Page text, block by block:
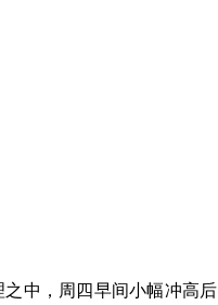
之中，周四早间小幅冲高后